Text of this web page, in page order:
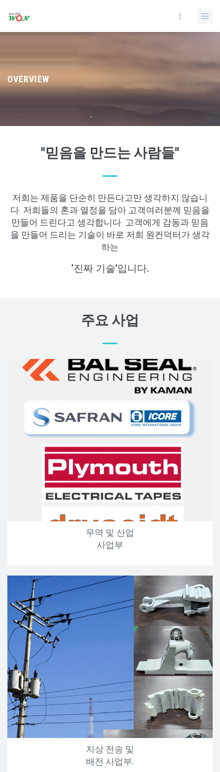
OVERVIEW
"믿음을 만드는 사람들"
저희는 제품을 단순히 만든다고만 생각하지 않습니
다. 저희들의 혼과 열정을 담아 고객여러분께 믿음을
만들어 드린다고 생각합니다. 고객에게 감동과 믿음
을 만들어 드리는 기술이 바로 저희 원컨덕터가 생각
하는
‘진짜 기술’입니다.
주요 사업
무역 및 산업
사업부
지상 전송 및
배전 사업부.